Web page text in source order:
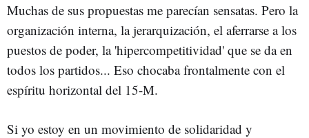
Muchas de sus propuestas me parecían sensatas. Pero la
organización interna, la jerarquización, el aferrarse a los
puestos de poder, la 'hipercompetitividad' que se da en
todos los partidos... Eso chocaba frontalmente con el
espíritu horizontal del 15-M.
Si yo estoy en un movimiento de solidaridad y